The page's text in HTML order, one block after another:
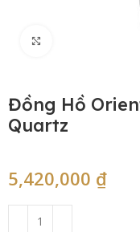
Đồng Hồ
Quartz
5,420,000 ₫